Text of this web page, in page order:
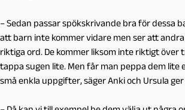
– Sedan passar spökskrivande bra för dessa
att barn inte kommer vidare men ser att
riktiga ord. De kommer liksom inte riktigt över
tappa sugen lite. Men får man peppa dem lite
små enkla uppgifter, säger Anki och Ursula